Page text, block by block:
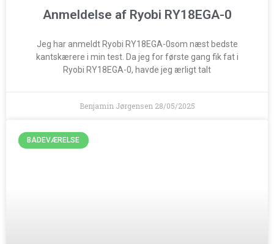
Anmeldelse af Ryobi RY18EGA-0
Jeg har anmeldt Ryobi RY18EGA-0som næst bedste
kantskærere i min test. Da jeg for første gang fik fat i
Ryobi RY18EGA-0, havde jeg ærligt talt
Benjamin Jørgensen 28/05/2025
BADEVÆRELSE